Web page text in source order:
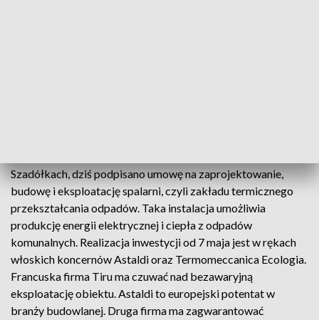
Szadółkach, dziś podpisano umowę na zaprojektowanie,
budowę i eksploatację spalarni, czyli zakładu termicznego
przekształcania odpadów. Taka instalacja umożliwia
produkcję energii elektrycznej i ciepła z odpadów
komunalnych. Realizacja inwestycji od 7 maja jest w rękach
włoskich koncernów Astaldi oraz Termomeccanica Ecologia.
Francuska firma Tiru ma czuwać nad bezawaryjną
eksploatację obiektu. Astaldi to europejski potentat w
branży budowlanej. Druga firma ma zagwarantować